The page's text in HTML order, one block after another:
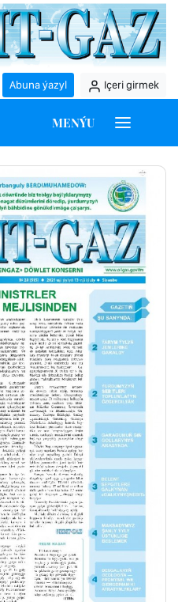
Abuna ýazyl Içeri girmek
MENÝU